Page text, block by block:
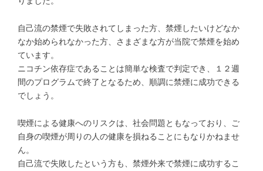
自己流の禁煙で失敗されてしまった方、禁煙したいけどなか
なか始められなかった方、さまざまな方が当院で禁煙を始め
ています。
ニコチン依存症であることは簡単な検査で判定でき、１２週
間のプログラムで終了となるため、順調に禁煙に成功できる
でしょう。
喫煙による健康へのリスクは、社会問題ともなっており、ご
自身の喫煙が周りの人の健康を損ねることにもなりかねませ
ん。
自己流で失敗したという方も、禁煙外来で禁煙に成功するこ